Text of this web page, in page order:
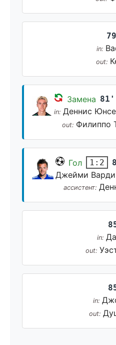
in:
out:
Замена 81'
in: Деннис
out: Филиппо
Гол 1:2
Джейми Варди
ассистент:
in:
out:
in:
out: